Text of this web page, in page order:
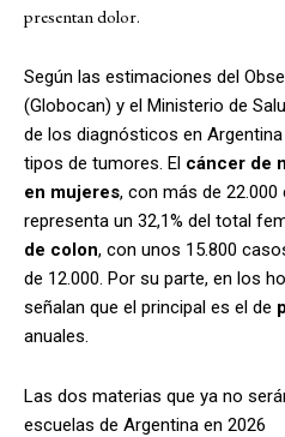
presentan dolor.
Según las estimaciones del
(Globocan) y el Ministerio de
de los diagnósticos en
tipos de tumores. El cáncer de
en mujeres, con más de
representa un 32,1% del total
de colon, con unos 15.800
de 12.000. Por su parte, en los
señalan que el principal es el de
anuales.
Las dos materias que ya no
escuelas de Argentina en 2026